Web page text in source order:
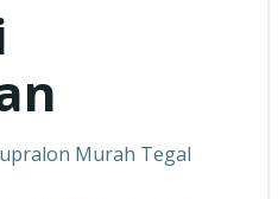
Murah Tegal